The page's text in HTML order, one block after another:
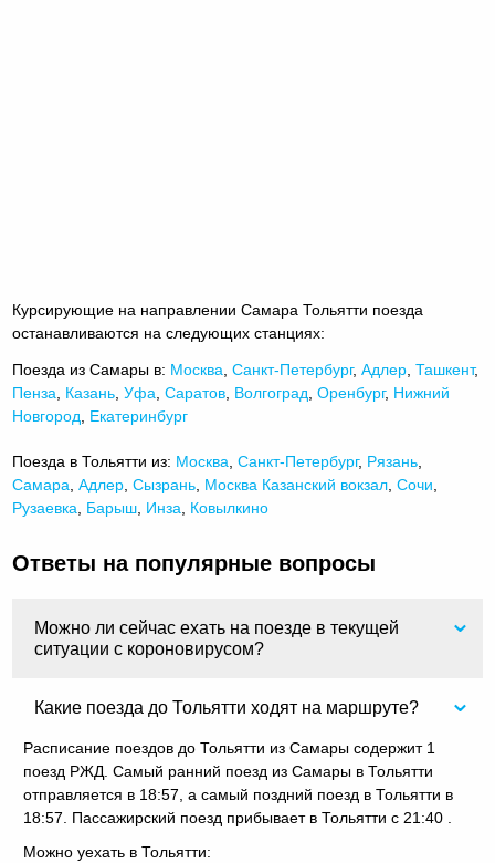
Курсирующие на направлении Самара Тольятти поезда
останавливаются на следующих станциях:
Поезда из Самары в: Москва ,Санкт-Петербург,Адлер ,Ташкент,
Пенза
Казань ,Уфа ,Саратов Волгоград ,Оренбург, Нижний
Новгород
Екатеринбург
Поезда в Тольятти из: Москва ,Санкт-Петербург, Рязань
Самара ,Адлер ,Сызрань Москва Казанский вокзал ,Сочи
Рузаевка
Барыш Инза Ковылкино
Ответы на популярные вопросы
Можно ли сейчас ехать на поезде в текущей
ситуации с короновирусом?
Какие поезда до Тольятти ходят на маршруте?
Расписание поездов до Тольятти из Самары содержит 1
поезд РЖД. Самый ранний поезд из Самары в Тольятти
отправляется в 18:57, а самый поздний поезд в Тольятти в
18:57. Пассажирский поезд прибывает в Тольятти с 21:40 .
Можно уехать в Тольятти: